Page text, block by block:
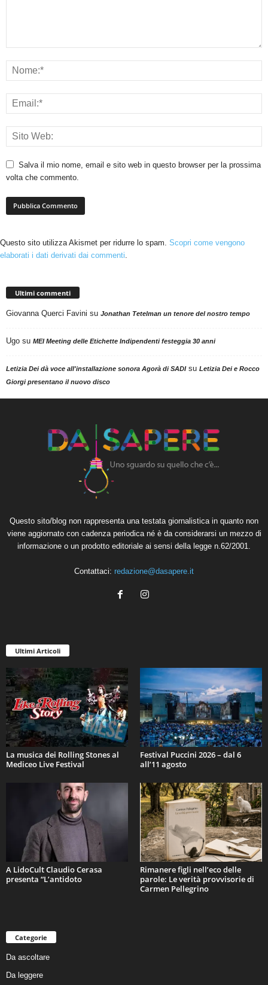
Salva il mio nome, email e sito web in questo browser per la prossima
volta che commento.
Questo sito utilizza Akismet per ridurre lo spam. Scopri come vengono
elaborati i dati derivati dai commenti.
Ultimi commenti
Giovanna Querci Favini su Jonathan Tetelman un tenore del nostro tempo
Ugo su MEI Meeting delle Etichette Indipendenti festeggia 30 anni
Letizia Dei dà voce all'installazione sonora Agorà di SADIsu Letizia Dei e Rocco
Giorgi presentano il nuovo disco
Questo sito/blog non rappresenta una testata giornalistica in quanto non
viene aggiornato con cadenza periodica né è da considerarsi un mezzo di
informazione o un prodotto editoriale ai sensi della legge n.62/2001.
Contattaci: redazione@dasapere.it
Ultimi Articoli
La musica dei Rolling Stones al
Mediceo Live Festival
Festival Puccini 2026 – dal 6
all’11 agosto
A LidoCult Claudio Cerasa
presenta “L’antidoto
Rimanere figli nell’eco delle
parole: Le verità provvisorie di
Carmen Pellegrino
Categorie
Da ascoltare
Da leggere